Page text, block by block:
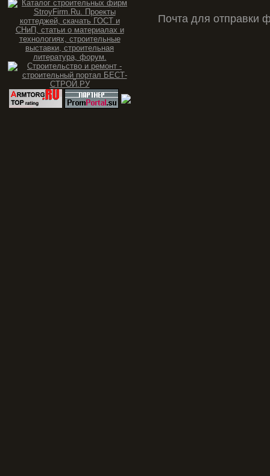
Почта для отправки